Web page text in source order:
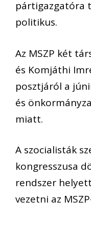
pártigazgatóra
politikus.
Az MSZP két
és Komjáthi
posztjáról a
és
miatt.
A szocialisták
kongresszusa
rendszer
vezetni az